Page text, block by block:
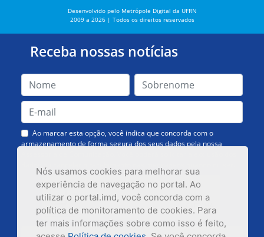
Nós usamos cookies para melhorar sua
experiência de navegação no portal. Ao
utilizar o portal.imd, você concorda com a
política de monitoramento de cookies. Para
ter mais informações sobre como isso é feito,
Desenvolvido pelo Metrópole Digital da UFRN
2009 a 2026 | Todos os direitos reservados
Receba nossas notícias
Ao marcar esta opção, você indica que concorda com o
armazenamento de forma segura dos seus dados pela nossa